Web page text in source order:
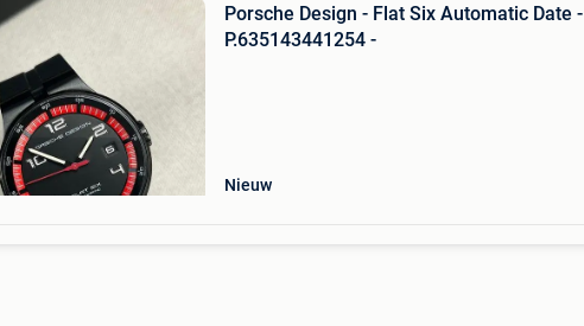
Porsche Design - Flat Six Automatic Date -
P.635143441254 -
Nieuw